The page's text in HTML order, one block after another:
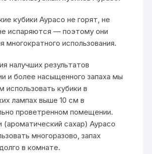
кубики Аурасо не горят, не
испаряются — поэтому они
многократного использования.
налучших результатов
и более насыщенного запаха мы
использовать кубики в
лампах выше 10 см в
проветренном помещении.
(ароматический сахар) Аурасо
многоразово, запах
в комнате.